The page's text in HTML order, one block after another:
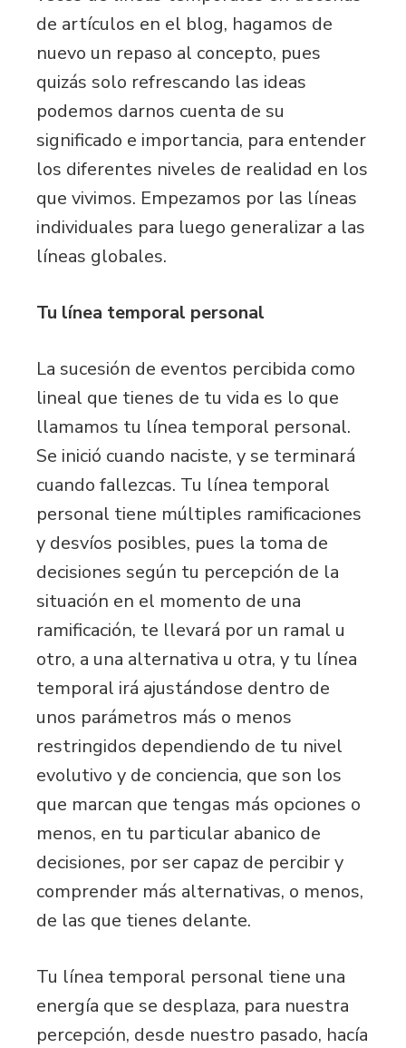
de artículos en el blog, hagamos de
nuevo un repaso al concepto, pues
quizás solo refrescando las ideas
podemos darnos cuenta de su
significado e importancia, para entender
los diferentes niveles de realidad en los
que vivimos. Empezamos por las líneas
individuales para luego generalizar a las
líneas globales.
Tu línea temporal personal
La sucesión de eventos percibida como
lineal que tienes de tu vida es lo que
llamamos tu línea temporal personal.
Se inició cuando naciste, y se terminará
cuando fallezcas. Tu línea temporal
personal tiene múltiples ramificaciones
y desvíos posibles, pues la toma de
decisiones según tu percepción de la
situación en el momento de una
ramificación, te llevará por un ramal u
otro, a una alternativa u otra, y tu línea
temporal irá ajustándose dentro de
unos parámetros más o menos
restringidos dependiendo de tu nivel
evolutivo y de conciencia, que son los
que marcan que tengas más opciones o
menos, en tu particular abanico de
decisiones, por ser capaz de percibir y
comprender más alternativas, o menos,
de las que tienes delante.
Tu línea temporal personal tiene una
energía que se desplaza, para nuestra
percepción, desde nuestro pasado, hacía